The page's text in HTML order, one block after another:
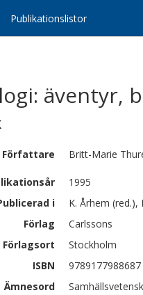
Publikationslistor
äventyr,
Författare Britt-Marie
1995
i
K. Århem
Förlag
Carlssons
Förlagsort
Stockholm
ISBN
9789177988687
Ämnesord